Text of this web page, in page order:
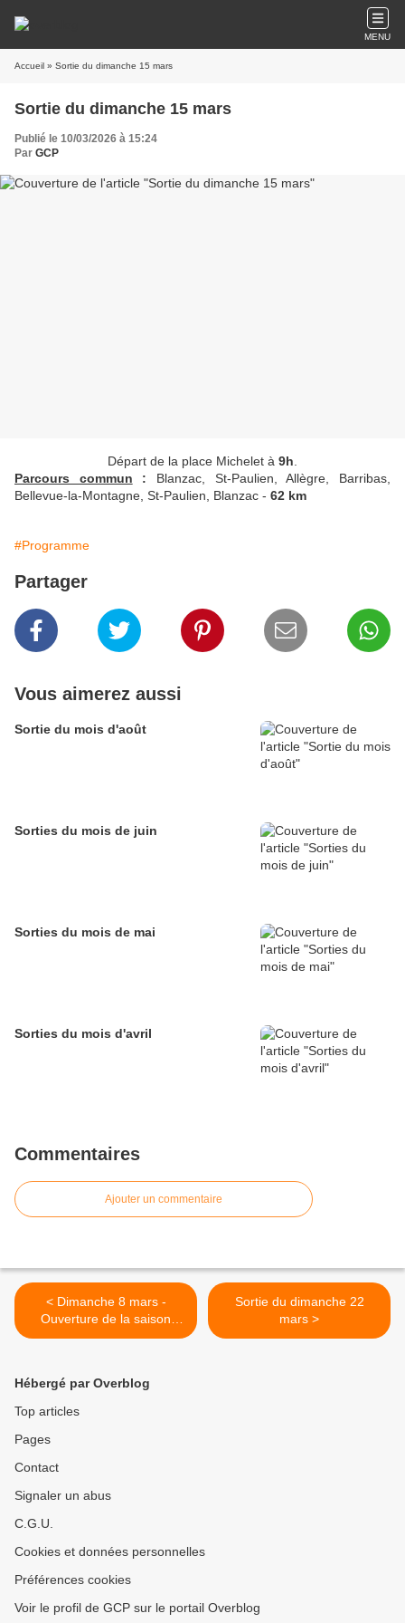
MENU
Accueil » Sortie du dimanche 15 mars
Sortie du dimanche 15 mars
Publié le 10/03/2026 à 15:24
Par GCP
Départ de la place Michelet à 9h
Parcours commun : Blanzac, St-Paulien, Allègre, Barribas,
Bellevue-la-Montagne, St-Paulien, Blanzac - 62 km
#Programme
Partager
Vous aimerez aussi
Sortie du mois d'août
Sorties du mois de juin
Sorties du mois de mai
Sorties du mois d'avril
Commentaires
Ajouter un commentaire
< Dimanche 8 mars -
Ouverture de la saison
2026
Sortie du dimanche 22
mars >
Hébergé par Overblog
Top articles
Pages
Contact
Signaler un abus
C.G.U.
Cookies et données personnelles
Préférences cookies
Voir le profil de GCP sur le portail Overblog